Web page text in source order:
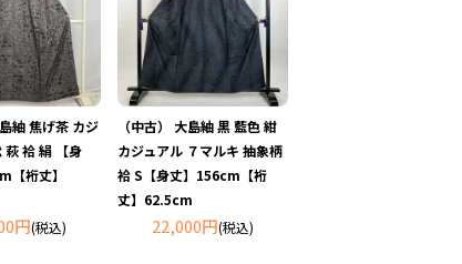
紬 焦げ茶 カジ
萩 袷 絹 【身
【裄丈】
円(税込)
（中古） 大島紬 黒 藍色 紺
カジュアル ７マルキ 抽象柄
袷 S【身丈】156cm【裄
丈】62.5cm
22,000円(税込)